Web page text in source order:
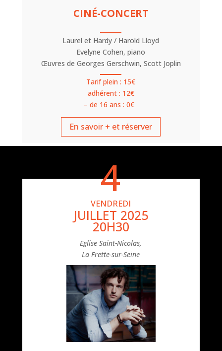
CINÉ-CONCERT
Laurel et Hardy / Harold Lloyd
Evelyne Cohen, piano
Œuvres de Georges Gerschwin, Scott Joplin
Tarif plein : 15€
adhérent : 12€
– de 16 ans : 0€
En savoir + et réserver
4
VENDREDI
JUILLET 2025
20H30
Eglise Saint-Nicolas,
La Frette-sur-Seine